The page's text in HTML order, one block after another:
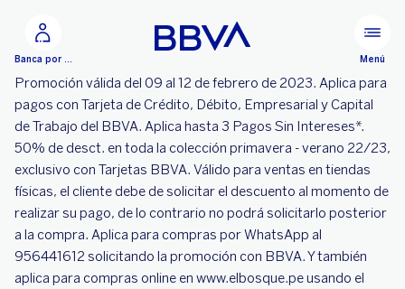
Banca por Internet Menú
Promoción válida del 09 al 12 de febrero de 2023. Aplica para
pagos con Tarjeta de Crédito, Débito, Empresarial y Capital
de Trabajo del BBVA. Aplica hasta 3 Pagos Sin Intereses*.
50% de desct. en toda la colección primavera - verano 22/23,
exclusivo con Tarjetas BBVA. Válido para ventas en tiendas
físicas, el cliente debe de solicitar el descuento al momento de
realizar su pago, de lo contrario no podrá solicitarlo posterior
a la compra. Aplica para compras por WhatsApp al
956441612 solicitando la promoción con BBVA. Y también
aplica para compras online en www.elbosque.pe usando el